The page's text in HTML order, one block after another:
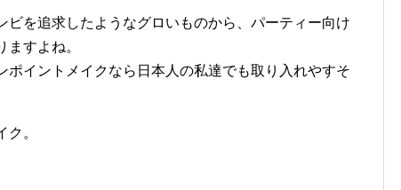
を追求したようなグロいものから、パーティー向け
すよね。
ポイントメイクなら日本人の私達でも取り入れやすそ
。